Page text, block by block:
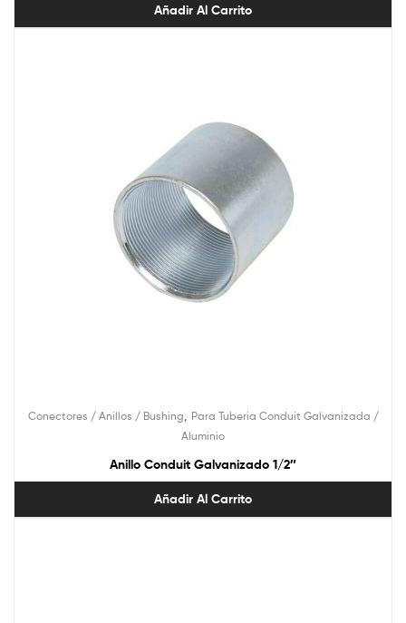
Añadir Al Carrito
Conectores / Anillos / Bushing
Para Tuberia Conduit Galvanizada /
Aluminio
Anillo Conduit Galvanizado 1/2″
Añadir Al Carrito